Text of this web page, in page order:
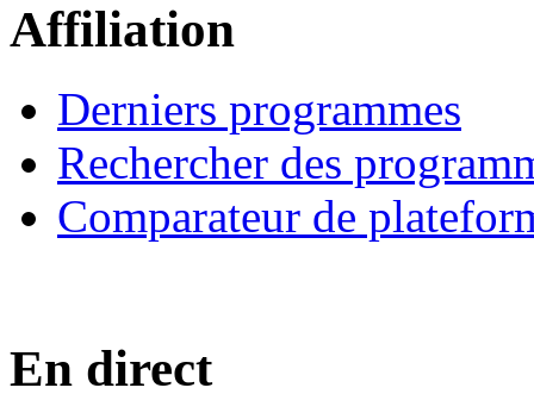
Affiliation
Derniers programmes
Rechercher des
Comparateur de
En direct